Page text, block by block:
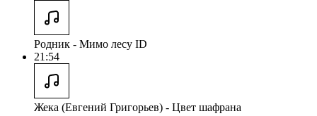
Родник - Мимо лесу ID
21:54
Жека (Евгений Григорьев) - Цвет шафрана